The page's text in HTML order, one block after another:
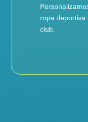
ropa deportiva
club.